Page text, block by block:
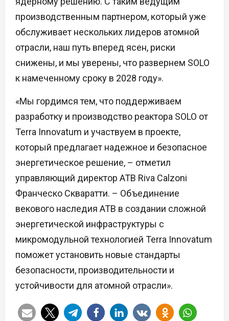
производственным партнером, который уже
обслуживает нескольких лидеров атомной
отрасли, наш путь вперед ясен, риски
снижены, и мы уверены, что развернем SOLO
к намеченному сроку в 2028 году».
«Мы гордимся тем, что поддерживаем
разработку и производство реактора SOLO от
Terra Innovatum и участвуем в проекте,
который предлагает надежное и безопасное
энергетическое решение, – отметил
управляющий директор ATB Riva Calzoni
Франческо Скваратти. – Объединение
векового наследия ATB в создании сложной
энергетической инфраструктуры с
микромодульной технологией Terra Innovatum
поможет установить новые стандарты
безопасности, производительности и
устойчивости для атомной отрасли».